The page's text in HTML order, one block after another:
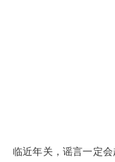
临近年关，谣言一定